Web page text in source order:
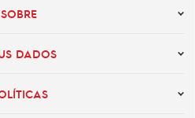
SOBRE
DADOS